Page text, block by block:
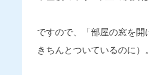
ですので、「部屋の窓を
きちんとついているのに）。